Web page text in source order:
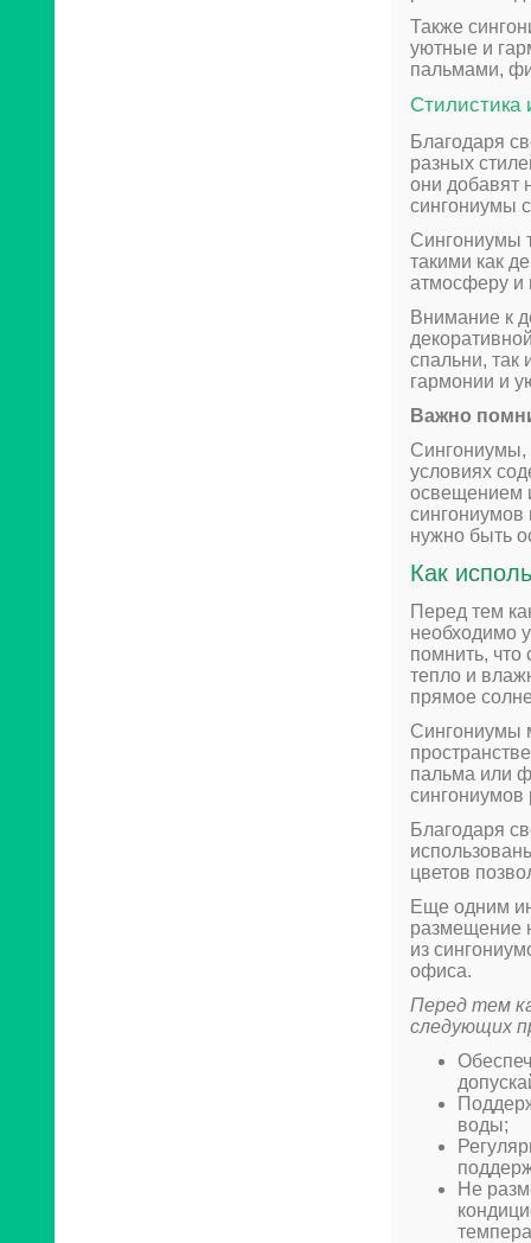
Также
уютные и
пальмами,
Стилистика
Благодаря
разных
они добавят
сингониумы
Сингониумы
такими как
атмосферу и
Внимание к
спальни, так
гармонии и
Важно
Сингониумы,
условиях
освещением
нужно быть
Как
Перед тем
необходимо
помнить,
тепло и
прямое
Сингониумы
пальма или
сингониумов
Благодаря
цветов
Еще одним
размещение
из
офиса.
Перед тем
следующих
воды;
Не